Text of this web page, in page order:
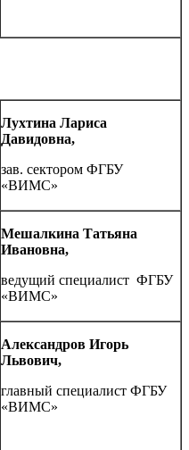
Лухтина Лариса
Давидовна,
зав. сектором ФГБУ
«ВИМС»
Мешалкина Татьяна
Ивановна,
ведущий специалист ФГБУ
«ВИМС»
Александров Игорь
Львович,
главный специалист ФГБУ
«ВИМС»